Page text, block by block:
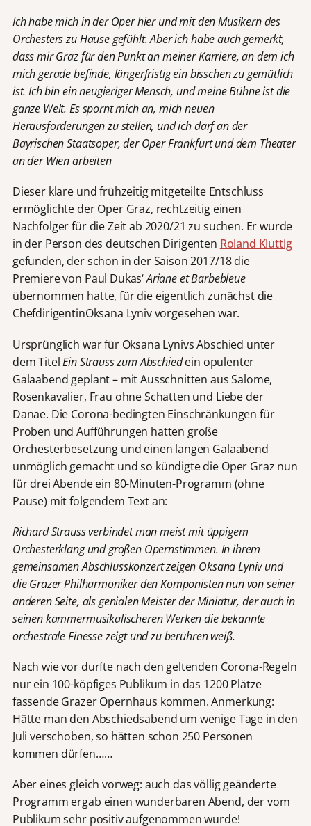
Ich habe mich in der Oper hier und mit den Musikern des
Orchesters zu Hause gefühlt. Aber ich habe auch gemerkt,
dass mir Graz für den Punkt an meiner Karriere, an dem ich
mich gerade befinde, längerfristig ein bisschen zu gemütlich
ist. Ich bin ein neugieriger Mensch, und meine Bühne ist die
ganze Welt. Es spornt mich an, mich neuen
Herausforderungen zu stellen, und ich darf an der
Bayrischen Staatsoper, der Oper Frankfurt und dem Theater
an der Wien arbeiten
Dieser klare und frühzeitig mitgeteilte Entschluss
ermöglichte der Oper Graz, rechtzeitig einen
Nachfolger für die Zeit ab 2020/21 zu suchen. Er wurde
in der Person des deutschen Dirigenten Roland Kluttig
gefunden, der schon in der Saison 2017/18 die
Premiere von Paul Dukas‘Ariane et Barbebleue
übernommen hatte, für die eigentlich zunächst die
ChefdirigentinOksana Lyniv vorgesehen war.
Ursprünglich war für Oksana Lynivs Abschied unter
dem TitelEin Strauss zum Abschiedein opulenter
Galaabend geplant – mit Ausschnitten aus Salome,
Rosenkavalier, Frau ohne Schatten und Liebe der
Danae. Die Corona-bedingten Einschränkungen für
Proben und Aufführungen hatten große
Orchesterbesetzung und einen langen Galaabend
unmöglich gemacht und so kündigte die Oper Graz nun
für drei Abende ein 80-Minuten-Programm (ohne
Pause) mit folgendem Text an:
Richard Strauss verbindet man meist mit üppigem
Orchesterklang und großen Opernstimmen. In ihrem
gemeinsamen Abschlusskonzert zeigen Oksana Lyniv und
die Grazer Philharmoniker den Komponisten nun von seiner
anderen Seite, als genialen Meister der Miniatur, der auch in
seinen kammermusikalischeren Werken die bekannte
orchestrale Finesse zeigt und zu berühren weiß.
Nach wie vor durfte nach den geltenden Corona-Regeln
nur ein 100-köpfiges Publikum in das 1200 Plätze
fassende Grazer Opernhaus kommen. Anmerkung:
Hätte man den Abschiedsabend um wenige Tage in den
Juli verschoben, so hätten schon 250 Personen
kommen dürfen……
Aber eines gleich vorweg: auch das völlig geänderte
Programm ergab einen wunderbaren Abend, der vom
Publikum sehr positiv aufgenommen wurde!